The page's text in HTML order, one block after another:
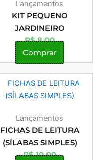
Lançamentos
KIT PEQUENO
JARDINEIRO
R$8,00
Comprar
Lançamentos
FICHAS DE LEITURA
(SÍLABAS SIMPLES)
R$10,00